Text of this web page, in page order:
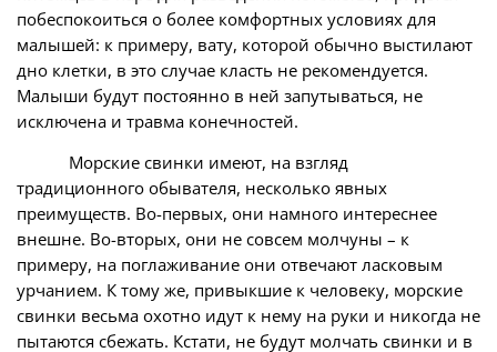
побеспокоиться о более комфортных условиях для
малышей: к примеру, вату, которой обычно выстилают
дно клетки, в это случае класть не рекомендуется.
Малыши будут постоянно в ней запутываться, не
исключена и травма конечностей.
Морские свинки имеют, на взгляд
традиционного обывателя, несколько явных
преимуществ. Во-первых, они намного интереснее
внешне. Во-вторых, они не совсем молчуны – к
примеру, на поглаживание они отвечают ласковым
урчанием. К тому же, привыкшие к человеку, морские
свинки весьма охотно идут к нему на руки и никогда не
пытаются сбежать. Кстати, не будут молчать свинки и в